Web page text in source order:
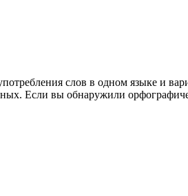
слов в одном языке и
Если вы обнаружили